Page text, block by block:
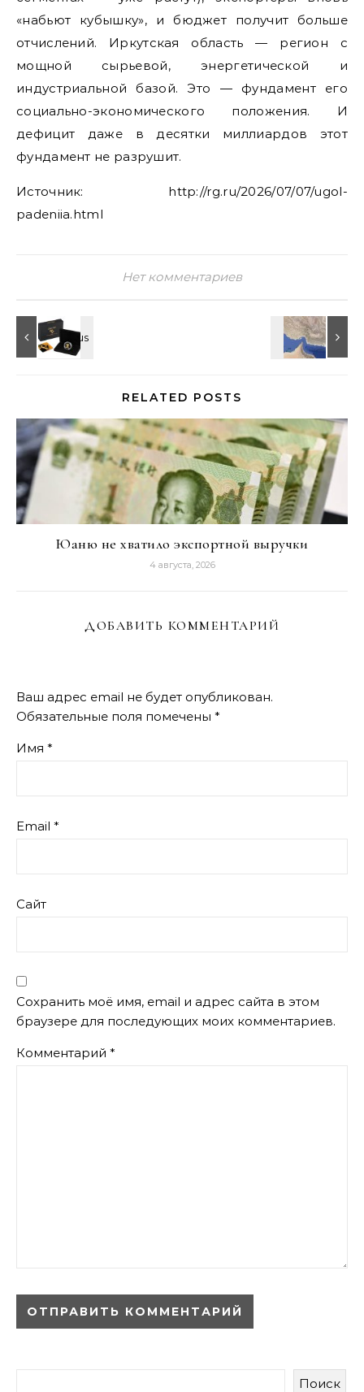
«набьют кубышку», и бюджет получит больше
отчислений. Иркутская область — регион с
мощной сырьевой, энергетической и
индустриальной базой. Это — фундамент его
социально-экономического положения. И
дефицит даже в десятки миллиардов этот
фундамент не разрушит.
Источник: http://rg.ru/2026/07/07/ugol-
padeniia.html
Нет комментариев
RELATED POSTS
Юаню не хватило экспортной выручки
4 августа, 2026
ДОБАВИТЬ КОММЕНТАРИЙ
Ваш адрес email не будет опубликован.
Обязательные поля помечены *
Имя *
Email *
Сайт
Сохранить моё имя, email и адрес сайта в этом
браузере для последующих моих комментариев.
Комментарий *
Поиск